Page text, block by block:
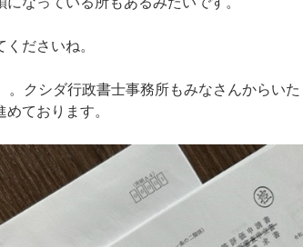
ださいね。
。クシダ行政書士事務所もみなさんからいた
ております。